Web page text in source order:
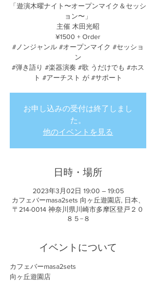
「遊演木曜ナイト〜オープンマイク＆セッシ
ョン〜」
主催 木田光昭
¥1500 + Order
#ノンジャンル #オープンマイク #セッショ
ン
#弾き語り #楽器演奏 #歌 うだけでも #ホス
ト #アーチスト が #サポート
お申し込みの受付は終了しまし
た。
他のイベントを見る
日時・場所
2023年3月02日 19:00 – 19:05
カフェバーmasa2sets 向ヶ丘遊園店, 日本、
〒214-0014 神奈川県川崎市多摩区登戸２０
８５−８
イベントについて
カフェバーmasa2sets
向ヶ丘遊園店